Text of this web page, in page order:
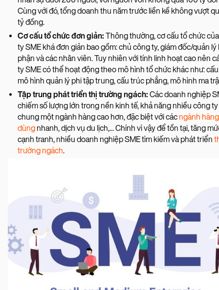
Cùng với đó, tổng doanh thu năm trước liền kề không vượt
tỷ đồng.
Cơ cấu tổ chức đơn giản: Thông thường, cơ cấu tổ chức
ty SME khá đơn giản bao gồm: chủ công ty, giám đốc/quản lý
phận và các nhân viên. Tuy nhiên với tính linh hoạt cao nên
ty SME có thể hoạt động theo mô hình tổ chức khác như:
mô hình quản lý phi tập trung, cấu trúc phẳng, mô hình ma
Tập trung phát triển thị trường ngách: Các doanh nghiệp
chiếm số lượng lớn trong nền kinh tế, khả năng nhiều công ty
chung một ngành hàng cao hơn, đặc biệt với các ngành
dùng nhanh, dịch vụ du lịch,... Chính vì vậy để tồn tại, tăng
cạnh tranh, nhiều doanh nghiệp SME tìm kiếm và phát triển
trường ngách.